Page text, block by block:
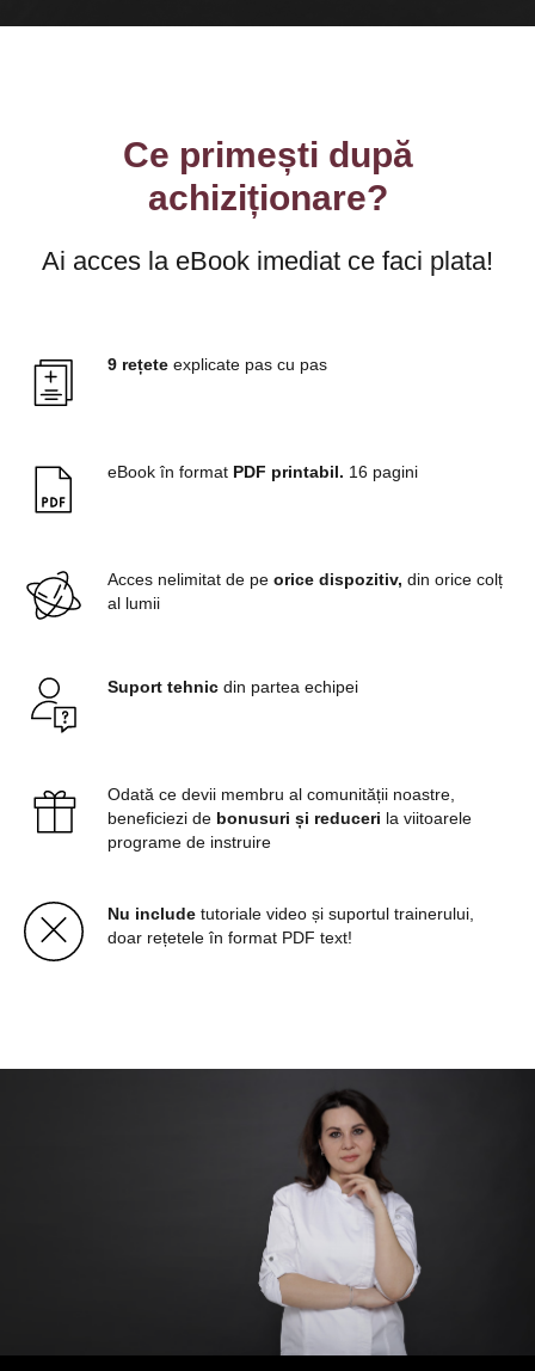
Ce primești după
achiziționare?
Ai acces la eBook imediat ce faci plata!
9 rețete explicate pas cu pas
eBook în format PDF printabil. 16 pagini
Acces nelimitat de pe orice dispozitiv, din orice colț
al lumii
Suport tehnic din partea echipei
Odată ce devii membru al comunității noastre,
beneficiezi de bonusuri și reduceri la viitoarele
programe de instruire
Nu include tutoriale video și suportul trainerului,
doar rețetele în format PDF text!